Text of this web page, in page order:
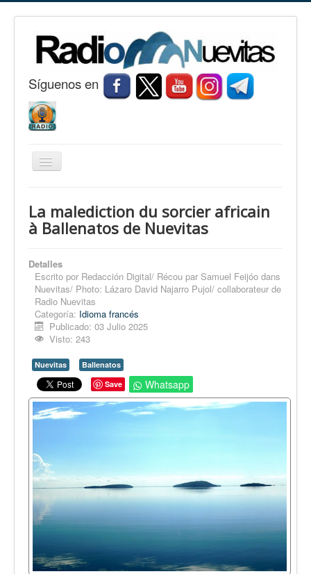
Síguenos en
Cambiar
Nuevitas
Conozca Nuevitas
Fotorreportaje
Opinión
En audio
Medio Ambiente
Ciencia, tecnología y curiosidades
Francés
Desempolvando la historia
La malediction du sorcier africain
à Ballenatos de Nuevitas
Detalles
Escrito por Redacción Digital/ Récou par Samuel Feijóo dans
Nuevitas/ Photo: Lázaro David Najarro Pujol/ collaborateur de
Radio Nuevitas
Categoría: Idioma francés
Publicado: 03 Julio 2025
Visto: 243
Nuevitas
Ballenatos
Save
Whatsapp